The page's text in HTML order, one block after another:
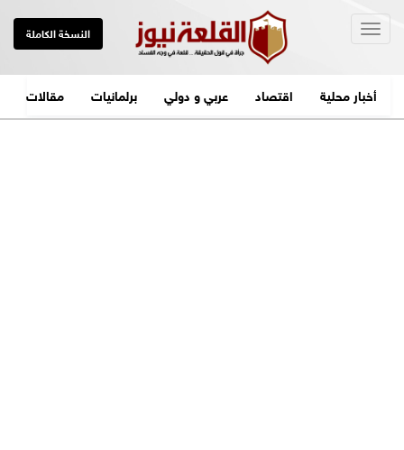
النسخة الكاملة
أخبار محلية اقتصاد عربي و دولي برلمانيات مقالات